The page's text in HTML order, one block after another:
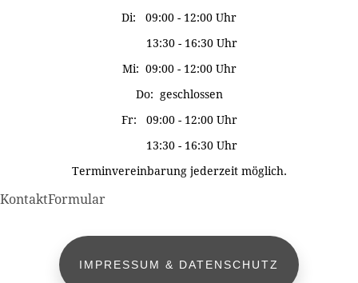
Di: 09:00 - 12:00 Uhr
13:30 - 16:30 Uhr
Mi: 09:00 - 12:00 Uhr
Do: geschlossen
Fr: 09:00 - 12:00 Uhr
13:30 - 16:30 Uhr
Terminvereinbarung jederzeit möglich.
KontaktFormular
IMPRESSUM & DATENSCHUTZ